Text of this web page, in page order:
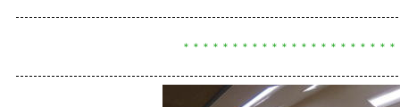
＊＊＊＊＊＊＊＊＊＊＊＊＊＊＊＊＊＊＊＊＊